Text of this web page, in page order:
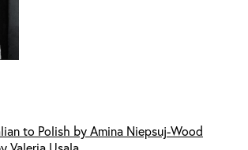
to Polish by Amina Niepsuj-Wood